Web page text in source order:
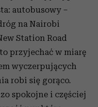
autobusowy –
na Nairobi
Station Road
przyjechać w miarę
wyczerpujących
robi się gorąco.
spokojne i częściej